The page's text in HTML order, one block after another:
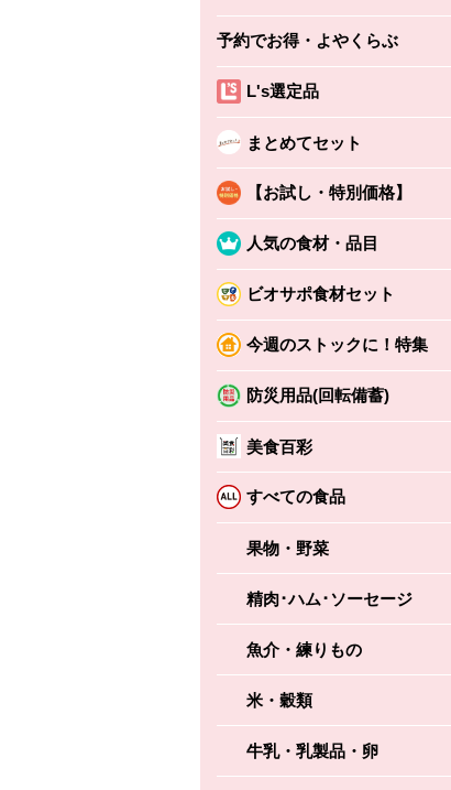
予約でお得・よやくらぶ
L's選定品
まとめてセット
【お試し・特別価格】
人気の食材・品目
ビオサポ食材セット
今週のストックに！特集
防災用品(回転備蓄)
美食百彩
すべての食品
果物・野菜
精肉･ハム･ソーセージ
魚介・練りもの
米・穀類
牛乳・乳製品・卵